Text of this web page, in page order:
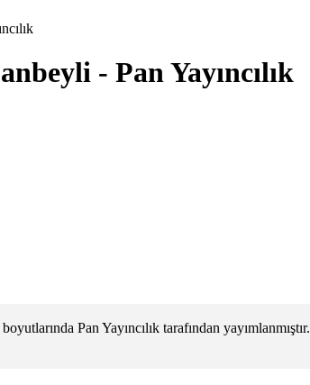
- Pan Yayıncılık
Pan Yayıncılık tarafından yayımlanmıştır.